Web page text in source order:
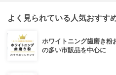
よく見られている人気おすす
ホワイトニング歯磨き粉
の多い市販品を中心に